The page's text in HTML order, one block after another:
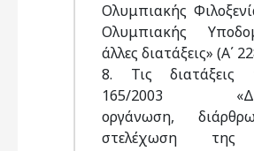
Ολυμπιακής
Ολυμπιακής
άλλες διατάξεις» (Α΄
8. Τις διατάξεις
165/2003
οργάνωση,
στελέχωση της